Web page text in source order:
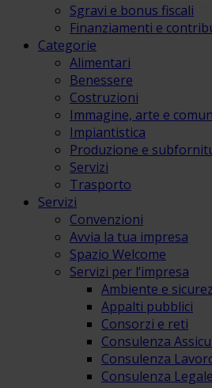
Sgravi e bonus fiscali
Finanziamenti e
Categorie
Alimentari
Benessere
Costruzioni
Immagine, arte e
Impiantistica
Produzione e
Servizi
Trasporto
Servizi
Convenzioni
Avvia la tua impresa
Spazio Welcome
Servizi per l’impresa
Ambiente e
Appalti pubblici
Consorzi e reti
Consulenza
Consulenza
Consulenza